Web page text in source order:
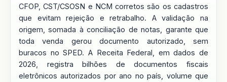
CFOP, CST/CSOSN e NCM corretos são os cadastros
que evitam rejeição e retrabalho. A validação na
origem, somada à conciliação de notas, garante que
toda venda gerou documento autorizado, sem
buracos no SPED. A Receita Federal, em dados de
2026, registra bilhões de documentos fiscais
eletrônicos autorizados por ano no país, volume que